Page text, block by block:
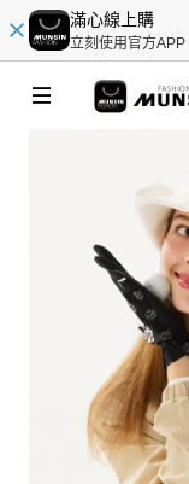
滿心線上購
立刻使用官方APP